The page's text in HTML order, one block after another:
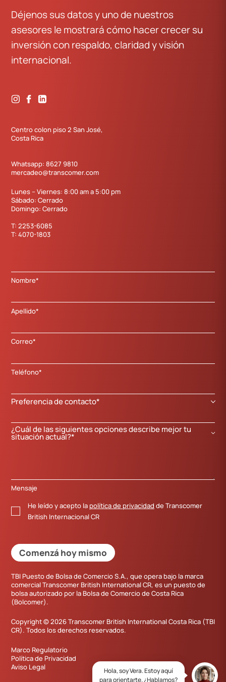
Déjenos sus datos y uno de nuestros
asesores le mostrará cómo hacer crecer su
inversión con respaldo, claridad y visión
internacional.
Centro colon piso 2 San José,
Costa Rica
Whatsapp: 8627 9810
mercadeo@transcomer.com
Lunes – Viernes: 8:00 am a 5:00 pm
Sábado: Cerrado
Domingo: Cerrado
T: 2253-6085
T: 4070-1803
Nombre*
Apellido*
Correo*
Teléfono*
Preferencia de contacto*
¿Cuál de las siguientes opciones describe mejor tu
situación actual?*
Mensaje
He leído y acepto la política de privacidad de Transcomer
British Internacional CR
Comenzá hoy mismo
TBI Puesto de Bolsa de Comercio S.A., que opera bajo la marca
comercial Transcomer British International CR, es un puesto de
bolsa autorizado por la Bolsa de Comercio de Costa Rica
(Bolcomer).
Copyright © 2026 Transcomer British International Costa Rica (TBI
CR). Todos los derechos reservados.
Marco Regulatorio
Política de Privacidad
Aviso Legal